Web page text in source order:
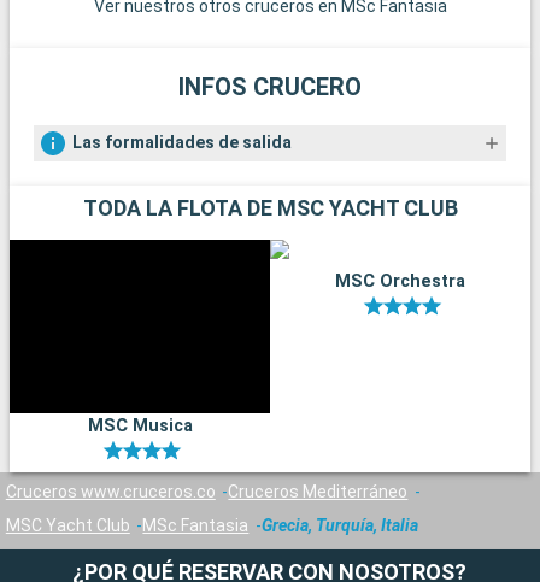
Ver nuestros otros cruceros en MSc Fantasia
INFOS CRUCERO
Las formalidades de salida
TODA LA FLOTA DE MSC YACHT CLUB
MSC Musica
MSC Orchestra
Cruceros www.cruceros.co
Cruceros Mediterráneo
MSC Yacht Club
MSc Fantasia Grecia, Turquía, Italia
¿POR QUÉ RESERVAR CON NOSOTROS?